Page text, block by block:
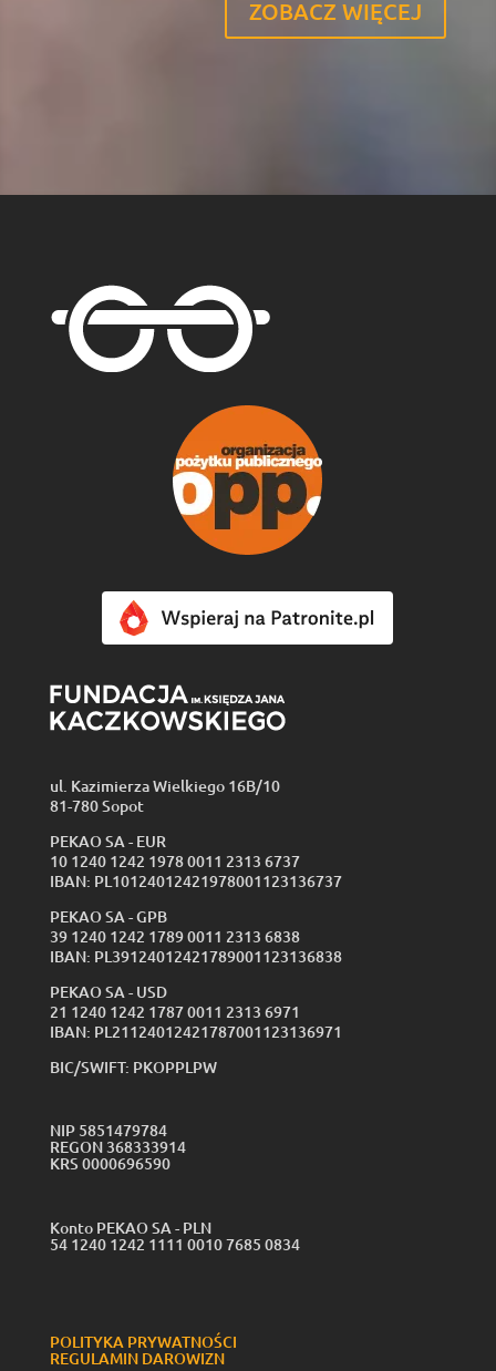
ZOBACZ WIĘCEJ
ul. Kazimierza Wielkiego 16B/10
81-780 Sopot
PEKAO SA - EUR
10 1240 1242 1978 0011 2313 6737
IBAN: PL10124012421978001123136737
PEKAO SA - GPB
39 1240 1242 1789 0011 2313 6838
IBAN: PL39124012421789001123136838
PEKAO SA - USD
21 1240 1242 1787 0011 2313 6971
IBAN: PL21124012421787001123136971
BIC/SWIFT: PKOPPLPW
NIP 5851479784
REGON 368333914
KRS 0000696590
Konto PEKAO SA - PLN
54 1240 1242 1111 0010 7685 0834
POLITYKA PRYWATNOŚCI
REGULAMIN DAROWIZN